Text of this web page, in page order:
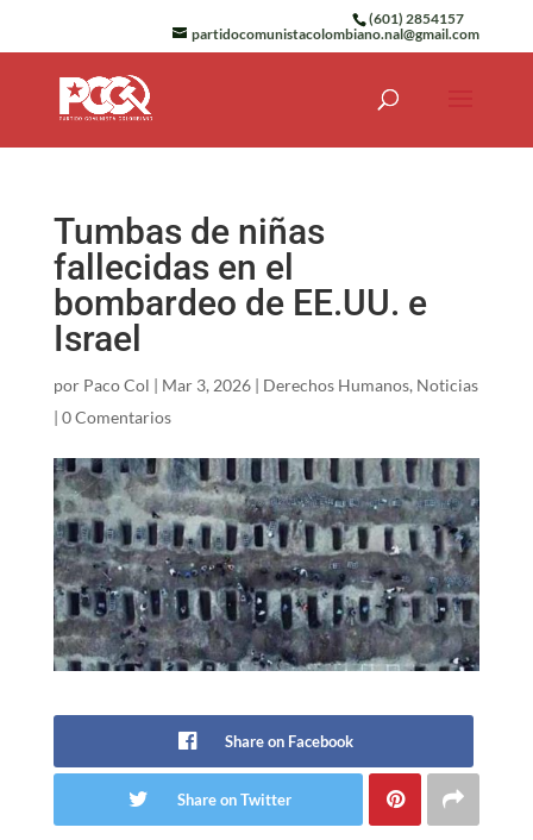
(601) 2854157
partidocomunistacolombiano.nal@gmail.com
Tumbas de niñas
fallecidas en el
bombardeo de EE.UU. e
Israel
por Paco Col | Mar 3, 2026| Derechos Humanos, Noticias
| 0 Comentarios
Share on Facebook
Share on Twitter